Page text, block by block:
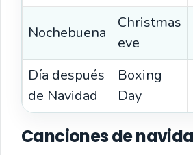
Nochebuena
Christmas
eve
Día después
de Navidad
Boxing
Day
Canciones de